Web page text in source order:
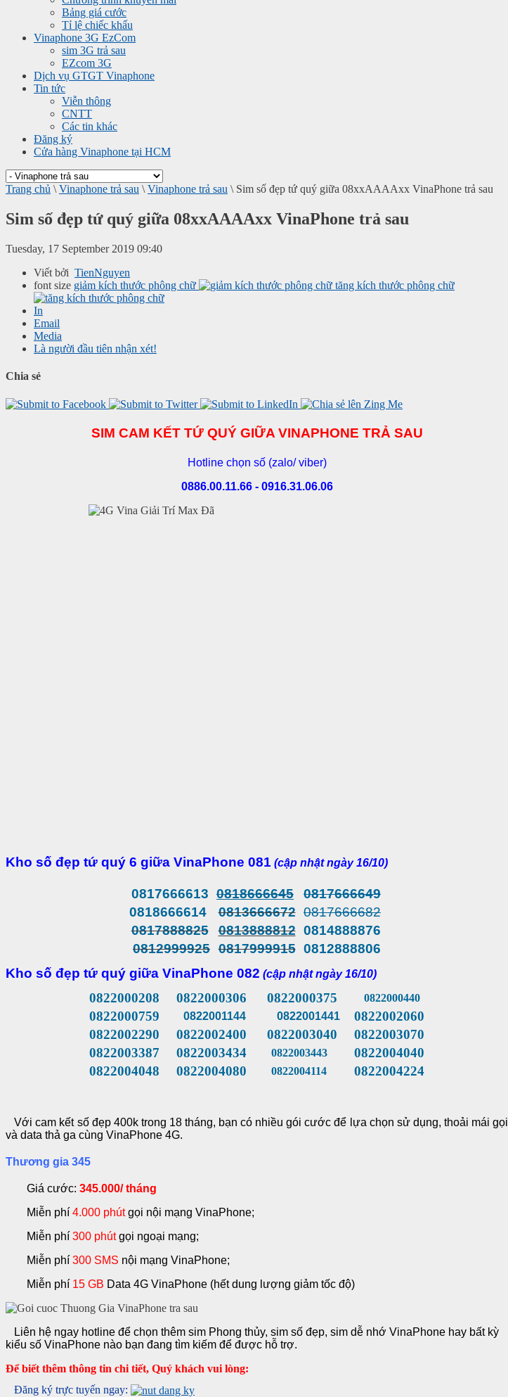
Bảng giá cước
Tỉ lệ chiếc khấu
Vinaphone 3G EzCom
sim 3G trả sau
EZcom 3G
Dịch vụ GTGT Vinaphone
Tin tức
Viễn thông
CNTT
Các tin khác
Đăng ký
Cửa hàng Vinaphone tại HCM
Trang chủ \ Vinaphone trả sau \ Vinaphone trả sau \ Sim số đẹp tứ quý giữa 08xxAAAAxx VinaPhone trả sau
Sim số đẹp tứ quý giữa 08xxAAAAxx VinaPhone trả sau
Tuesday, 17 September 2019 09:40
Viết bởi TienNguyen
font size giảm kích thước phông chữ tăng kích thước phông chữ
In
Email
Media
Là người đầu tiên nhận xét!
Chia sẻ
SIM CAM KẾT TỨ QUÝ GIỮA VINAPHONE TRẢ SAU
Hotline chọn số (zalo/ viber)
0886.00.11.66 - 0916.31.06.06
Kho số đẹp tứ quý 6 giữa VinaPhone 081 (cập nhật ngày 16/10)
0817666613 0818666645
0817666649
0818666614
0813666672 0817666682
0817888825
0813888812 0814888876
0812999925 0817999915 0812888806
Kho số đẹp tứ quý giữa VinaPhone 082 (cập nhật ngày 16/10)
0822000208 0822000306 0822000375 0822000440
0822000759 0822001144 0822001441
0822002060
0822002290
0822002400 0822003040
0822003070
0822003387
0822003434 0822003443
0822004040
0822004048
0822004080 0822004114 0822004224
Với cam kết số đẹp 400k trong 18 tháng, bạn có nhiều gói cước để lựa chọn sử dụng, thoải mái gọi
và data thả ga cùng VinaPhone 4G.
Thương gia 345
Giá cước: 345.000/ tháng
Miễn phí 4.000 phútgọi nội mạng VinaPhone;
Miễn phí 300 phútgọi ngoại mạng;
Miễn phí 300 SMS nội mạng VinaPhone;
Miễn phí 15 GB Data 4G VinaPhone (hết dung lượng giảm tốc độ)
Liên hệ ngay hotline để chọn thêm sim Phong thủy, sim số đẹp, sim dễ nhớ VinaPhone hay bất kỳ
kiểu số VinaPhone nào bạn đang tìm kiếm để được hỗ trợ.
Để biết thêm thông tin chi tiết, Quý khách vui lòng:
Đăng ký trực tuyến ngay: